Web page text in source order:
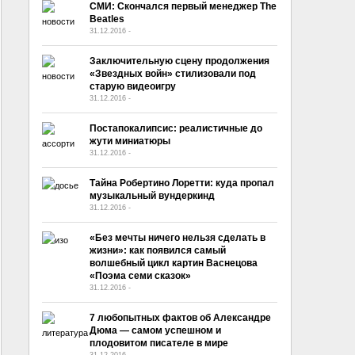
СМИ: Скончался первый менеджер The
Beatles
31.12.2016-
Заключительную сцену продолжения
«Звездных войн» стилизовали под
старую видеоигру
31.12.2016-
Постапокалипсис: реалистичные до
жути миниатюры
31.12.2016-
Тайна Робертино Лоретти: куда пропал
музыкальный вундеркинд
31.12.2016-
«Без мечты ничего нельзя сделать в
жизни»: как появился самый
волшебный цикл картин Васнецова
«Поэма семи сказок»
31.12.2016-
7 любопытных фактов об Александре
Дюма — самом успешном и
плодовитом писателе в мире